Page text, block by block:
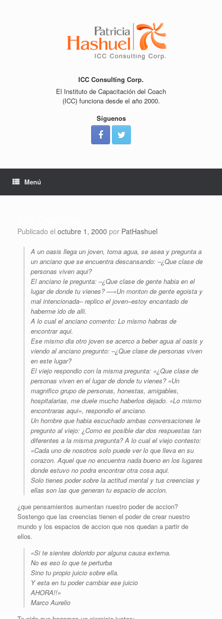
ICC Consulting Corp.
El Instituto de Capacitación del Coach
(ICC) funciona desde el año 2000.
Síguenos
Menú
Publicado el octubre 1, 2000 por PatHashuel
A un oasis llega un joven, toma agua, se asea y pregunta a
un anciano que se encuentra descansando: –¿Que clase de
personas viven aqui?
El anciano le pregunta: –¿Que clase de gente habia en el
lugar de donde tu vienes? —«Un monton de gente egoista y
mal intencionada– replico el joven–estoy encantado de
haberme ido de alli.
A lo cual el anciano comento: Lo mismo habras de
encontrar aqui.
Ese mismo dia otro joven se acerco a beber agua al oasis y
viendo al anciano pregunto: –¿Que clase de personas viven
en este lugar?
El viejo respondio con la misma pregunta: «¿Que clase de
personas viven en el lugar de donde tu vienes? «Un
magnifico grupo de personas, honestas, amigables,
hospitalarias, me duele mucho haberlos dejado. «Lo mismo
encontraras aqui», respondio el anciano.
Un hombre que habia escuchado ambas conversaciones le
pregunto al viejo: ¿Como es posible dar dos respuestas tan
diferentes a la misma pregunta? A lo cual el viejo contesto:
«Cada uno de nosotros solo puede ver lo que lleva en su
corazon. Aquel que no encuentra nada bueno en los lugares
donde estuvo no podra encontrar otra cosa aqui.
Solo tienes poder sobre la actitud mental y tus creencias y
ellas son las que generan tu espacio de accion.
¿que pensamientos aumentan nuestro poder de accion?
Sostengo que las creencias tienen el poder de crear nuestro
mundo y los espacios de accion que nos quedan a partir de
ellos.
«Si te sientes dolorido por alguna causa externa.
No es eso lo que te perturba
Sino tu propio juicio sobre ella.
Y esta en tu poder cambiar ese juicio
AHORA!!»
Marco Aurelio